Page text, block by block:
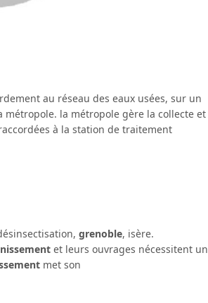
au réseau des eaux usées, sur un
la métropole gère la collecte et
à la station de traitement
grenoble, isère.
et leurs ouvrages nécessitent un
met son